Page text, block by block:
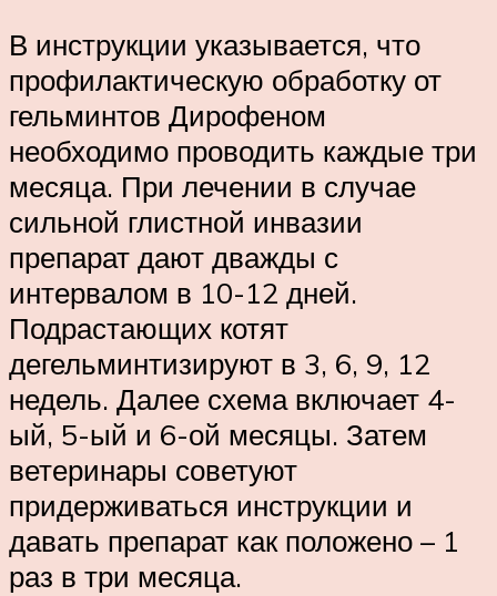
В инструкции указывается, что
профилактическую обработку от
гельминтов Дирофеном
необходимо проводить каждые три
месяца. При лечении в случае
сильной глистной инвазии
препарат дают дважды с
интервалом в 10-12 дней.
Подрастающих котят
дегельминтизируют в 3, 6, 9, 12
недель. Далее схема включает 4-
ый, 5-ый и 6-ой месяцы. Затем
ветеринары советуют
придерживаться инструкции и
давать препарат как положено – 1
раз в три месяца.